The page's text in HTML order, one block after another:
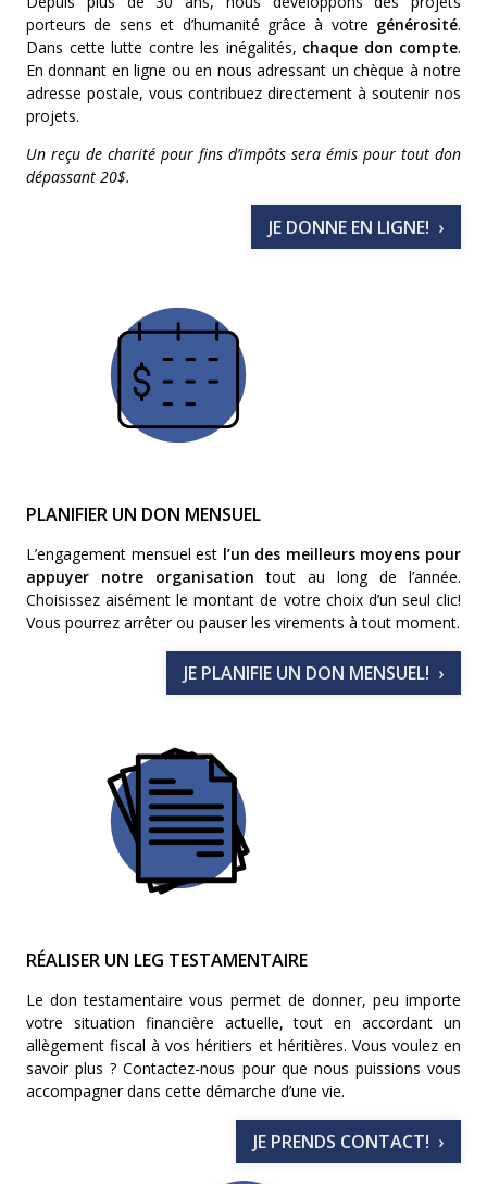
porteurs de sens et d’humanité grâce à votre générosité.
Dans cette lutte contre les inégalités, chaque don compte.
En donnant en ligne ou en nous adressant un chèque à notre
adresse postale, vous contribuez directement à soutenir nos
projets.
Un reçu de charité pour fins d’impôts sera émis pour tout don
dépassant 20$.
JE DONNE EN LIGNE!
PLANIFIER UN DON MENSUEL
L’engagement mensuel est l’un des meilleurs moyens pour
appuyer notre organisation tout au long de l’année.
Choisissez aisément le montant de votre choix d’un seul clic!
Vous pourrez arrêter ou pauser les virements à tout moment.
JE PLANIFIE UN DON MENSUEL!
RÉALISER UN LEG TESTAMENTAIRE
Le don testamentaire vous permet de donner, peu importe
votre situation financière actuelle, tout en accordant un
allègement fiscal à vos héritiers et héritières. Vous voulez en
savoir plus ? Contactez-nous pour que nous puissions vous
accompagner dans cette démarche d’une vie.
JE PRENDS CONTACT!